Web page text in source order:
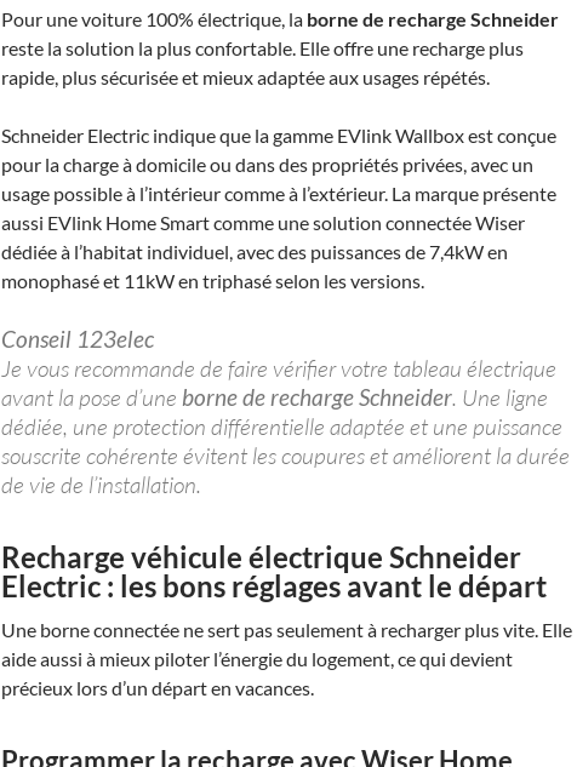
Pour une voiture 100% électrique, la borne de recharge Schneider
reste la solution la plus confortable. Elle offre une recharge plus
rapide, plus sécurisée et mieux adaptée aux usages répétés.
Schneider Electric indique que la gamme EVlink Wallbox est conçue
pour la charge à domicile ou dans des propriétés privées, avec un
usage possible à l’intérieur comme à l’extérieur. La marque présente
aussi EVlink Home Smart comme une solution connectée Wiser
dédiée à l’habitat individuel, avec des puissances de 7,4kW en
monophasé et 11kW en triphasé selon les versions.
Conseil 123elec
Je vous recommande de faire vérifier votre tableau électrique
avant la pose d’une borne de recharge Schneider. Une ligne
dédiée, une protection différentielle adaptée et une puissance
souscrite cohérente évitent les coupures et améliorent la durée
de vie de l’installation.
Recharge véhicule électrique Schneider
Electric : les bons réglages avant le départ
Une borne connectée ne sert pas seulement à recharger plus vite. Elle
aide aussi à mieux piloter l’énergie du logement, ce qui devient
précieux lors d’un départ en vacances.
Programmer la recharge avecWiser Home